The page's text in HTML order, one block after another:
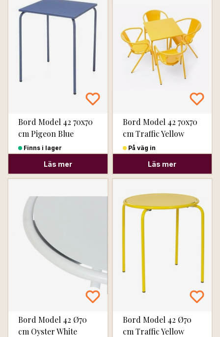
Bord Model 42 70x70
cm Pigeon Blue
Finns i lager
Läs mer
Bord Model 42 70x70
cm Traffic Yellow
På väg in
Läs mer
Bord Model 42 Ø70
cm Oyster White
Bord Model 42 Ø70
cm Traffic Yellow